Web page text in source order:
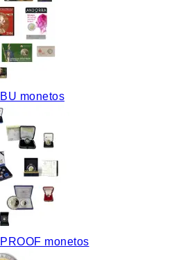
monetos
monetos